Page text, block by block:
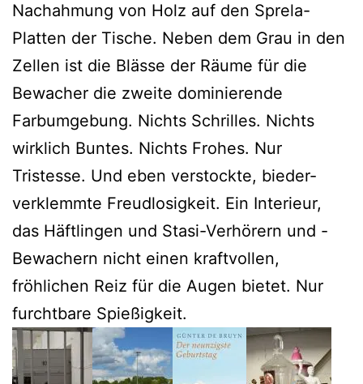
Nachahmung von Holz auf den Sprela-
Platten der Tische. Neben dem Grau in den
Zellen ist die Blässe der Räume für die
Bewacher die zweite dominierende
Farbumgebung. Nichts Schrilles. Nichts
wirklich Buntes. Nichts Frohes. Nur
Tristesse. Und eben verstockte, bieder-
verklemmte Freudlosigkeit. Ein Interieur,
das Häftlingen und Stasi-Verhörern und -
Bewachern nicht einen kraftvollen,
fröhlichen Reiz für die Augen bietet. Nur
furchtbare Spießigkeit.